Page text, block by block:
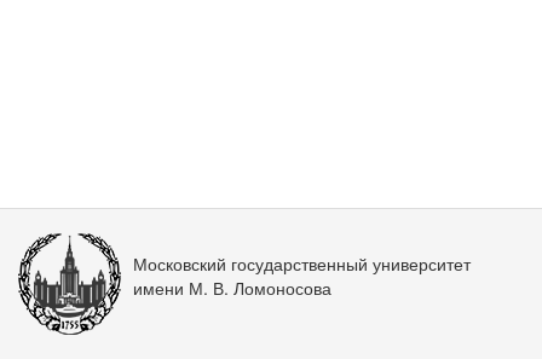
Московский государственный университет
имени М. В. Ломоносова